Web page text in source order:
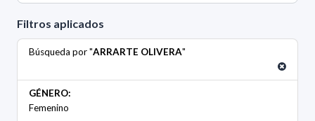
Filtros aplicados
Búsqueda por "ARRARTE OLIVERA"
GÉNERO:
Femenino